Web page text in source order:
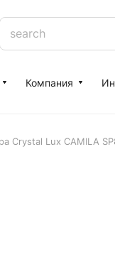
Компания
Crystal Lux CAMILA